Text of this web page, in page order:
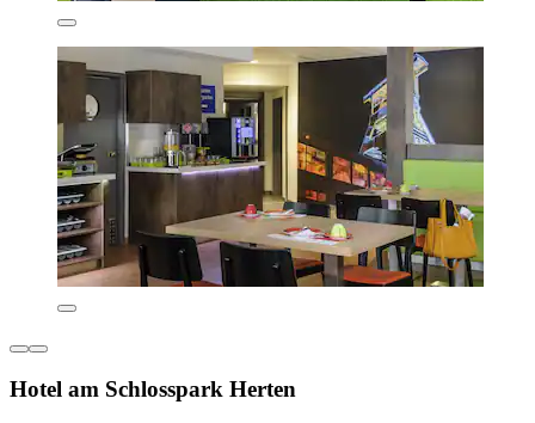
Hotel am Schlosspark Herten